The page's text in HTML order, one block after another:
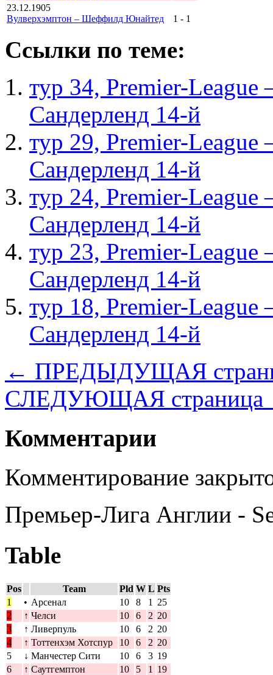
23.12.1905
Вулверхэмптон – Шеффилд Юнайтед
1 - 1
Ссылки по теме:
тур 34, Рremier-
Сандерленд 14-й
тур 29, Рremier-
Сандерленд 14-й
тур 24, Рremier-
Сандерленд 14-й
тур 23, Рremier-
Сандерленд 14-й
тур 18, Рremier-
Сандерленд 14-й
← ПРЕДЫДУЩАЯ
СЛЕДУЮЩАЯ
Комментарии
Комментирование
Премьер-Лига Англии -
Table
Pos Team Pld W L Pts
1
• Арсенал 10 8 1
25
2
↑ Челси 10 6 2 20
3
↑ Ливерпуль 10 6 2 20
4
↑ Тоттенхэм Хотспур 10 6 2 20
5
↓ Манчестер Сити 10 6 3 19
6
↑ Саутгемптон 10 5 1
19